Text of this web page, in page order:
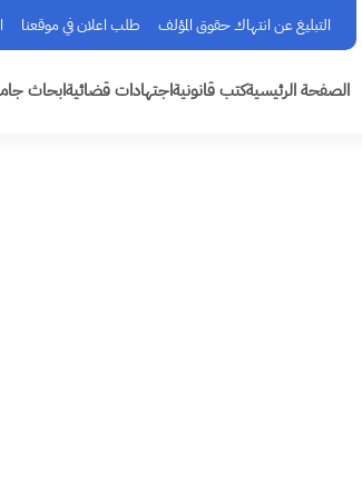
التبليغ عن انتهاك حقوق المؤلف طلب اعلان في موقعنا
الصفحة الرئيسيةكتب قانونيةاجتهادات قضائيةابحاث